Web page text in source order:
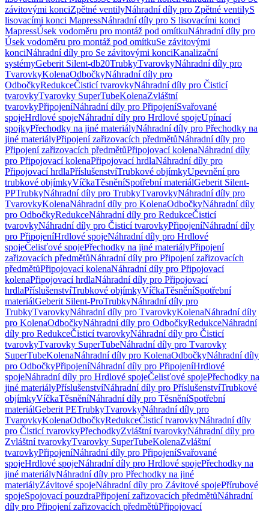
závitovými konciZpětné ventilyNáhradní díly pro Zpětné ventilyS
lisovacími konci MapressNáhradní díly pro S lisovacími konci
MapressÚsek vodoměru pro montáž pod omítkuNáhradní díly pro
Úsek vodoměru pro montáž pod omítkuSe závitovými
konciNáhradní díly pro Se závitovými konciKanalizační
systémyGeberit Silent-db20TrubkyTvarovkyNáhradní díly pro
TvarovkyKolenaOdbočkyNáhradní díly pro
OdbočkyRedukceČisticí tvarovkyNáhradní díly pro Čisticí
tvarovkyTvarovky SuperTubeKolenaZvláštní
tvarovkyPřipojeníNáhradní díly pro PřipojeníSvařované
spojeHrdlové spojeNáhradní díly pro Hrdlové spojeUpínací
spojkyPřechodky na jiné materiályNáhradní díly pro Přechodky na
jiné materiályPřipojení zařizovacích předmětůNáhradní díly pro
Připojení zařizovacích předmětůPřipojovací kolenaNáhradní díly
pro Připojovací kolenaPřipojovací hrdlaNáhradní díly pro
Připojovací hrdlaPříslušenstvíTrubkové objímkyUpevnění pro
trubkové objímkyVíčkaTěsněníSpotřební materiálGeberit Silent-
PPTrubkyNáhradní díly pro TrubkyTvarovkyNáhradní díly pro
TvarovkyKolenaNáhradní díly pro KolenaOdbočkyNáhradní díly
pro OdbočkyRedukceNáhradní díly pro RedukceČisticí
tvarovkyNáhradní díly pro Čisticí tvarovkyPřipojeníNáhradní díly
pro PřipojeníHrdlové spojeNáhradní díly pro Hrdlové
spojeČelisťové spojePřechodky na jiné materiályPřipojení
zařizovacích předmětůNáhradní díly pro Připojení zařizovacích
předmětůPřipojovací kolenaNáhradní díly pro Připojovací
kolenaPřipojovací hrdlaNáhradní díly pro Připojovací
hrdlaPříslušenstvíTrubkové objímkyVíčkaTěsněníSpotřební
materiálGeberit Silent-ProTrubkyNáhradní díly pro
TrubkyTvarovkyNáhradní díly pro TvarovkyKolenaNáhradní díly
pro KolenaOdbočkyNáhradní díly pro OdbočkyRedukceNáhradní
díly pro RedukceČisticí tvarovkyNáhradní díly pro Čisticí
tvarovkyTvarovky SuperTubeNáhradní díly pro Tvarovky
SuperTubeKolenaNáhradní díly pro KolenaOdbočkyNáhradní díly
pro OdbočkyPřipojeníNáhradní díly pro PřipojeníHrdlové
spojeNáhradní díly pro Hrdlové spojeČelisťové spojePřechodky na
jiné materiályPříslušenstvíNáhradní díly pro PříslušenstvíTrubkové
objímkyVíčkaTěsněníNáhradní díly pro TěsněníSpotřební
materiálGeberit PETrubkyTvarovkyNáhradní díly pro
TvarovkyKolenaOdbočkyRedukceČisticí tvarovkyNáhradní díly
pro Čisticí tvarovkyPřechodkyZvláštní tvarovkyNáhradní díly pro
Zvláštní tvarovkyTvarovky SuperTubeKolenaZvláštní
tvarovkyPřipojeníNáhradní díly pro PřipojeníSvařované
spojeHrdlové spojeNáhradní díly pro Hrdlové spojePřechodky na
jiné materiályNáhradní díly pro Přechodky na jiné
materiályZávitové spojeNáhradní díly pro Závitové spojePřírubové
spojeSpojovací pouzdraPřipojení zařizovacích předmětůNáhradní
díly pro Připojení zařizovacích předmětůPřipojovací